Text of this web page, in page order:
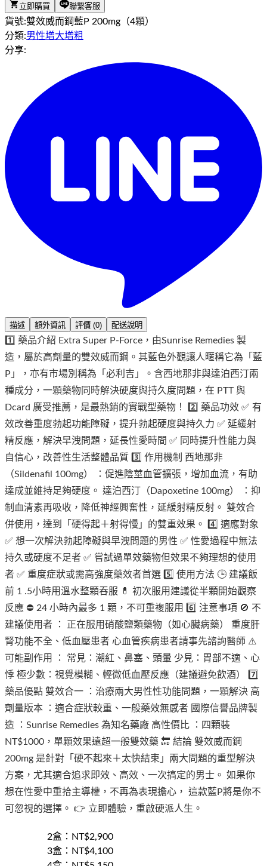
立即購買
聯繫客服
貨號:雙效威而鋼藍P 200mg（4顆）
分類:男性增大增粗
分享:
描述 額外資訊 評價 (0) 配送說明
1️⃣ 藥品介紹 Extra Super P-Force，由Sunrise Remedies 製
造，屬於高劑量的雙效威而鋼。其藍色外觀讓人暱稱它為「藍
P」，亦有市場別稱為「必利吉」。含西地那非與達泊西汀兩
種成分，一顆藥物同時解決硬度與持久度問題，在 PTT 與
Dcard 廣受推薦，是最熱銷的實戰型藥物！ 2️⃣ 藥品功效 ✅ 有
效改善重度勃起功能障礙，提升勃起硬度與持久力 ✅ 延緩射
精反應，解決早洩問題，延長性愛時間 ✅ 同時提升性能力與
自信心，改善性生活整體品質 3️⃣ 作用機制 西地那非
（Sildenafil 100mg） ：促進陰莖血管擴張，增加血流，有助
達成並維持足夠硬度。 達泊西汀（Dapoxetine 100mg） ：抑
制血清素再吸收，降低神經興奮性，延緩射精反射。 雙效合
併使用，達到「硬得起＋射得慢」的雙重效果。 4️⃣ 適應對象
✅ 想一次解決勃起障礙與早洩問題的男性 ✅ 性愛過程中無法
持久或硬度不足者 ✅ 嘗試過單效藥物但效果不夠理想的使用
者 ✅ 重度症狀或需高強度藥效者首選 5️⃣ 使用方法 🕒 建議飯
前 1 .5小時用溫水整顆吞服 💊 初次服用建議從半顆開始觀察
反應 ⛔ 24 小時內最多 1 顆，不可重複服用 6️⃣ 注意事項 🚫 不
建議使用者 ： 正在服用硝酸鹽類藥物（如心臟病藥） 重度肝
腎功能不全、低血壓患者 心血管疾病患者請事先諮詢醫師 ⚠️
可能副作用 ： 常見：潮紅、鼻塞、頭暈 少見：胃部不適、心
悸 極少數：視覺模糊、輕微低血壓反應（建議避免飲酒） 7️⃣
藥品優點 雙效合一 ：治療兩大男性性功能問題，一顆解決 高
劑量版本 ：適合症狀較重、一般藥效無感者 國際信譽品牌製
造 ：Sunrise Remedies 為知名藥廠 高性價比 ：四顆裝
NT$1000，單顆效果遠超一般雙效藥 🔚 結論 雙效威而鋼
200mg 是針對「硬不起來＋太快結束」兩大問題的重型解決
方案，尤其適合追求即效、高效、一次搞定的男士。 如果你
想在性愛中重拾主導權，不再為表現擔心， 這款藍P將是你不
可忽視的選擇。 👉 立即體驗，重啟硬派人生。
2盒 ：NT$2,900
3盒 ：NT$4,100